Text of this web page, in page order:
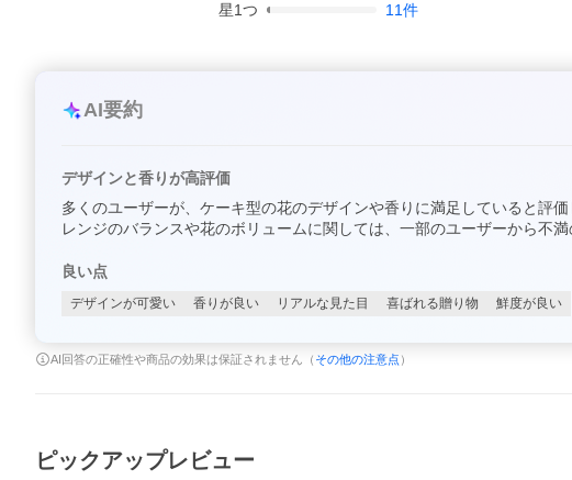
星1つ 11件
AI要約
デザインと香りが高評価
多くのユーザーが、ケーキ型の花のデザインや香りに満足していると評
レンジのバランスや花のボリュームに関しては、一部のユーザーから不満
良い点
デザインが可愛い 香りが良い リアルな見た目 喜ばれる贈り物 鮮度が良い
AI回答の正確性や商品の効果は保証されません（ その他の注意点 ）
ピックアップレビュー